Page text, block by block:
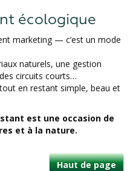
écologique
marketing — c’est un mode
naturels, une gestion
circuits courts…
en restant simple, beau et
est une occasion de
et à la nature.
Haut de page